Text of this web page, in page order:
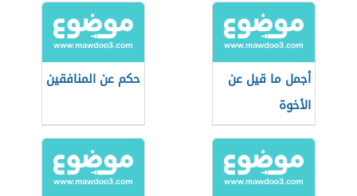
أجمل ما قيل عن
الأخوة
حكم عن المنافقين